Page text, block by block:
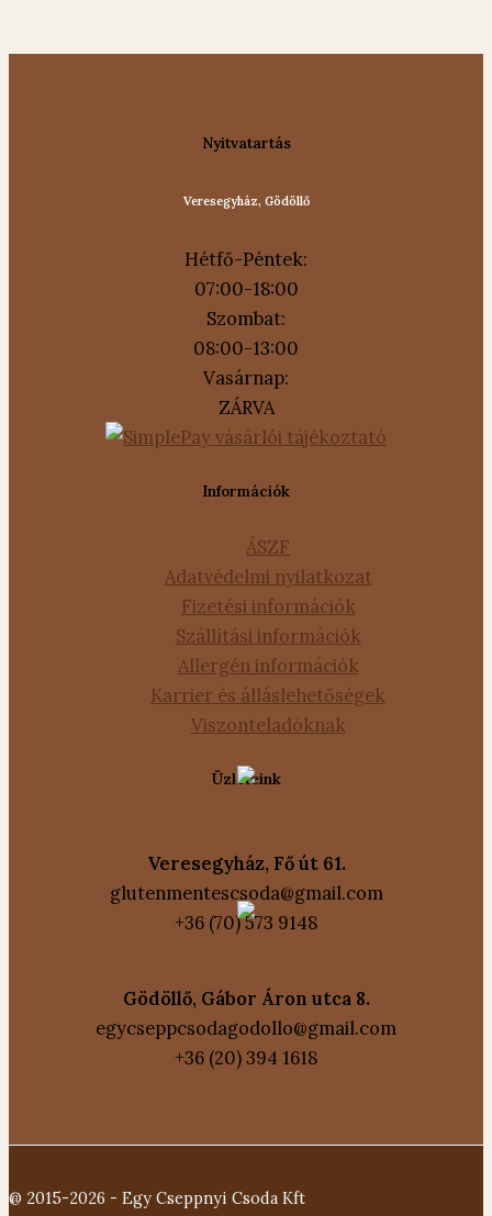
Nyitvatartás
Veresegyház, Gödöllő
Hétfő-Péntek:
07:00-18:00
Szombat:
08:00-13:00
Vasárnap:
ZÁRVA
Információk
ÁSZF
Adatvédelmi nyilatkozat
Fizetési információk
Szállítási információk
Allergén információk
Karrier és álláslehetőségek
Viszonteladóknak
Üzleteink
Veresegyház, Fő út 61.
glutenmentescsoda@gmail.com
+36 (70) 573 9148
Gödöllő, Gábor Áron utca 8.
egycseppcsodagodollo@gmail.com
+36 (20) 394 1618
@ 2015-2026 - Egy Cseppnyi Csoda Kft